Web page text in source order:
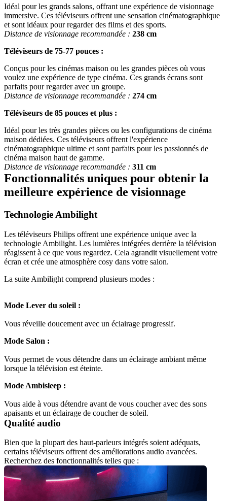
Idéal pour les grands salons, offrant une expérience de visionnage
immersive. Ces téléviseurs offrent une sensation cinématographique
et sont idéaux pour regarder des films et des sports.
Distance de visionnage recommandée : 238 cm
Téléviseurs de 75-77 pouces :
Conçus pour les cinémas maison ou les grandes pièces où vous
voulez une expérience de type cinéma. Ces grands écrans sont
parfaits pour regarder avec un groupe.
Distance de visionnage recommandée : 274 cm
Téléviseurs de 85 pouces et plus :
Idéal pour les très grandes pièces ou les configurations de cinéma
maison dédiées. Ces téléviseurs offrent l'expérience
cinématographique ultime et sont parfaits pour les passionnés de
cinéma maison haut de gamme.
Distance de visionnage recommandée : 311 cm
Fonctionnalités uniques pour obtenir la
Les téléviseurs Philips offrent une expérience unique avec la
technologie Ambilight. Les lumières intégrées derrière la télévision
réagissent à ce que vous regardez. Cela agrandit visuellement votre
Mode Lever du soleil :
Mode Salon :
Vous permet de vous détendre dans un éclairage ambiant même
Mode Ambisleep :
Vous aide à vous détendre avant de vous coucher avec des sons
Qualité audio
Bien que la plupart des haut-parleurs intégrés soient adéquats,
certains téléviseurs offrent des améliorations audio avancées.
Recherchez des fonctionnalités telles que :